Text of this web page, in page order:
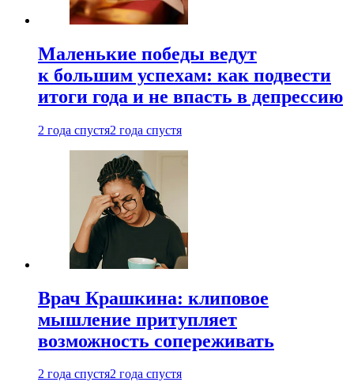
Маленькие победы ведут
к большим успехам: как подвести
итоги года и не впасть в депрессию
2 года спустя2 года спустя
Врач Крашкина: клиповое
мышление притупляет
возможность сопереживать
2 года спустя2 года спустя